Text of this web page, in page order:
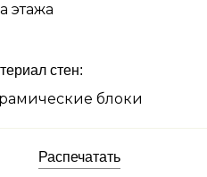
этажа
стен:
блоки
Распечатать